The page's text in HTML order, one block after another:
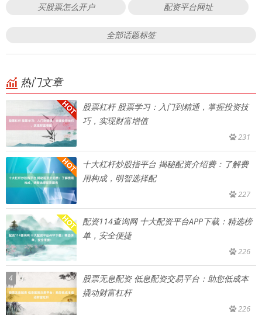
买股票怎么开户 配资平台网址
全部话题标签
热门文章
股票杠杆 股票学习：入门到精通，掌握投资技
巧，实现财富增值
231
十大杠杆炒股指平台 揭秘配资介绍费：了解费
用构成，明智选择配
227
配资114查询网 十大配资平台APP下载：精选榜
单，安全便捷
226
4
股票无息配资 低息配资交易平台：助您低成本
撬动财富杠杆
226